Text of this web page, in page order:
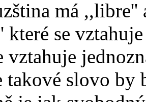
má
které se
vztahuje
takové slovo by